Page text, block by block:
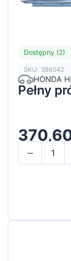
Dostępny (2)
SKU: 386042
HONDA
Pełny